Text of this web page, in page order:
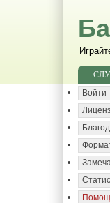
Войти